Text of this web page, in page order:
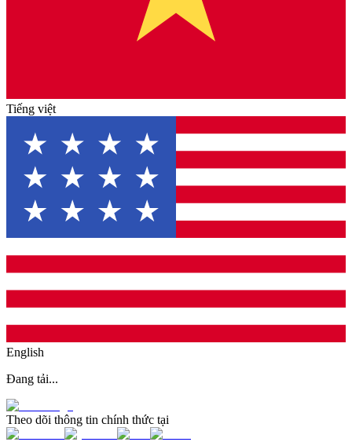
Tiếng việt
English
Đang tải...
Theo dõi thông tin chính thức tại